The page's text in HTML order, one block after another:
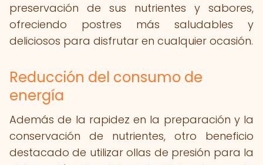
preservación de sus nutrientes y sabores,
ofreciendo postres más saludables y
deliciosos para disfrutar en cualquier ocasión.
Reducción del consumo de
energía
Además de la rapidez en la preparación y la
conservación de nutrientes, otro beneficio
destacado de utilizar ollas de presión para la